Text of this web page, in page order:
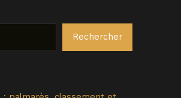
Rechercher